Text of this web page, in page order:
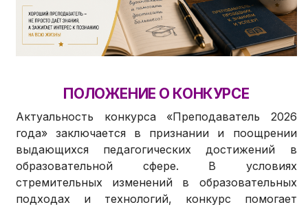
ПОЛОЖЕНИЕ О КОНКУРСЕ
Актуальность конкурса «Преподаватель 2026
года» заключается в признании и поощрении
выдающихся педагогических достижений в
образовательной сфере. В условиях
стремительных изменений в образовательных
подходах и технологий, конкурс помогает